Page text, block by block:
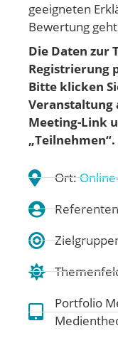
geeigneten
Bewertung
Die Daten zur
Registrierung
Bitte klicken
Meeting-Link
„Teilnehmen“.
Ort:
Portfolio